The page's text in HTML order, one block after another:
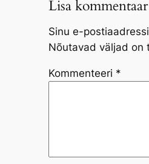
Lisa kommentaar
Sinu e-
Nõutavad väljad on
Kommenteeri *